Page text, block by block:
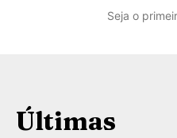
Seja o
Últimas